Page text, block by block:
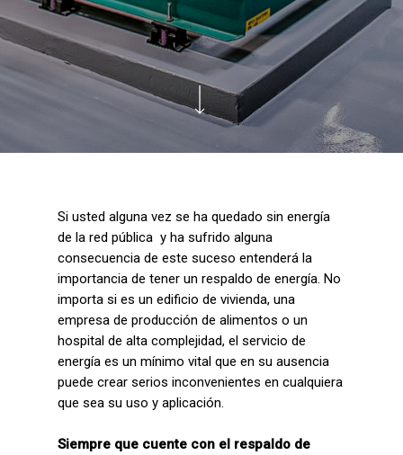
Si usted alguna vez se ha quedado sin energía
de la red pública y ha sufrido alguna
consecuencia de este suceso entenderá la
importancia de tener un respaldo de energía. No
importa si es un edificio de vivienda, una
empresa de producción de alimentos o un
hospital de alta complejidad, el servicio de
energía es un mínimo vital que en su ausencia
puede crear serios inconvenientes en cualquiera
que sea su uso y aplicación.
Siempre que cuente con el respaldo de